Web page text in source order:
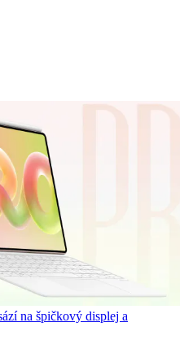
na špičkový displej a